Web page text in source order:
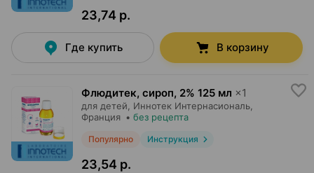
23,74 р.
Где купить В корзину
Флюдитек, сироп, 2% 125 мл ×1
для детей, Иннотек Интернасиональ
Франция • без рецепта
Популярно Инструкция
23,54 р.